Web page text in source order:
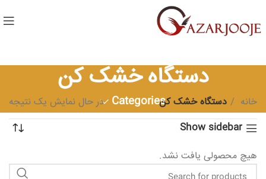
دستگاه خشک کن
Categories خانه دستگاه خشک کن
در حال نمایش یک نتیجه
Show sidebar
هیچ محصولی یافت نشد.